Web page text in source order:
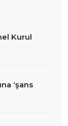
Kurul
‘şans